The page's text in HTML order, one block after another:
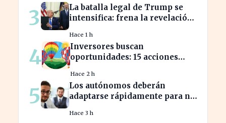
3
La batalla legal de Trump se
intensifica: frena la revelación
Hace 1 h
4
Inversores buscan
oportunidades: 15 acciones
bursátil
Hace 2 h
5
Los autónomos deberán
adaptarse rápidamente para no
nóminas
Hace 3 h